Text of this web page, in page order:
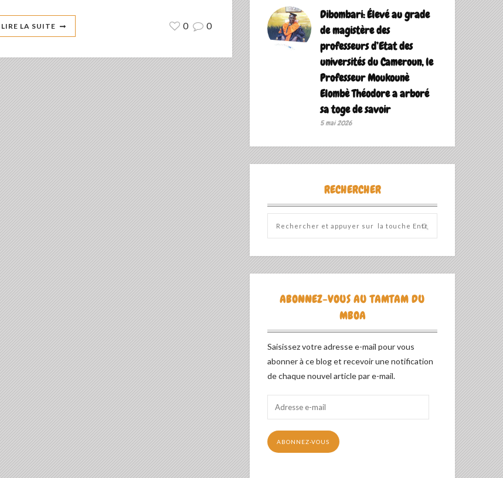
LIRE LA SUITE 0 0
Dibombari: Élevé au grade
de magistère des
professeurs d’Etat des
universités du Cameroun, le
Professeur Moukounè
Elombè Théodore a arboré
sa toge de savoir ‎
5 mai 2026
RECHERCHER
ABONNEZ-VOUS AU TAMTAM DU
MBOA
Saisissez votre adresse e-mail pour vous
abonner à ce blog et recevoir une notification
de chaque nouvel article par e-mail.
mail
ABONNEZ-VOUS